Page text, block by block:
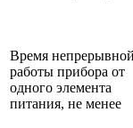
Время непрерывной
работы прибора от
одного элемента
питания, не менее